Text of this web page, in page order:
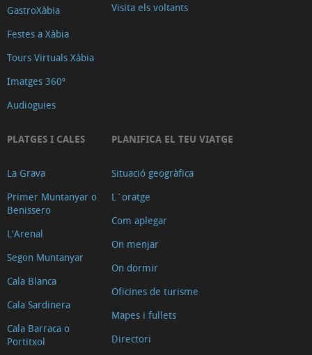
GastroXàbia
Festes a Xàbia
Tours Virtuals Xàbia
Imatges 360º
Audioguies
Visita els voltants
PLATGES I CALES
La Grava
Primer Muntanyar o
Benissero
L'Arenal
Segon Muntanyar
Cala Blanca
Cala Sardinera
Cala Barraca o
Portitxol
PLANIFICA EL TEU VIATGE
Situació geogràfica
L´oratge
Com aplegar
On menjar
On dormir
Oficines de turisme
Mapes i fullets
Directori